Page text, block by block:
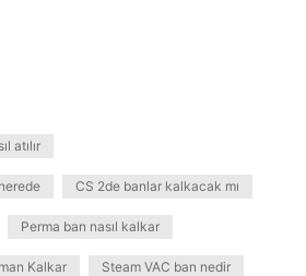
atılır
CS 2de banlar kalkacak mı
Perma ban nasıl kalkar
Kalkar Steam VAC ban nedir